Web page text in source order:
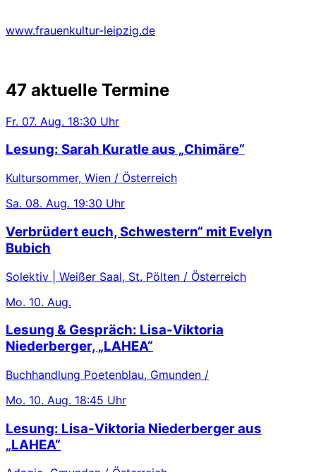
www.frauenkultur-leipzig.de
47 aktuelle Termine
Fr. 07. Aug. 18:30 Uhr
Lesung: Sarah Kuratle aus „Chimäre“
Kultursommer, Wien / Österreich
Sa. 08. Aug. 19:30 Uhr
Verbrüdert euch, Schwestern“ mit Evelyn
Bubich
Solektiv | Weißer Saal, St. Pölten / Österreich
Mo. 10. Aug.
Lesung & Gespräch: Lisa-Viktoria
Niederberger, „LAHEA“
Buchhandlung Poetenblau, Gmunden /
Mo. 10. Aug. 18:45 Uhr
Lesung: Lisa-Viktoria Niederberger aus
„LAHEA“